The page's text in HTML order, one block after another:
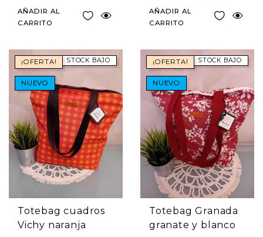
AÑADIR AL
CARRITO
AÑADIR AL
CARRITO
¡OFERTA! STOCK BAJO
NUEVO
Totebag cuadros
Vichy naranja
¡OFERTA! STOCK BAJO
NUEVO
Totebag Granada
granate y blanco